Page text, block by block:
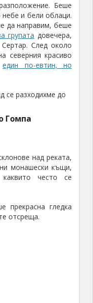
Беше
и бели облаци.
да направим, беше
групата довечера,
След около
северния красиво
един по-евтин, но
се разходихме до
Гомпа
над реката,
монашески къщи,
каквито често се
прекрасна гледка
отсреща.